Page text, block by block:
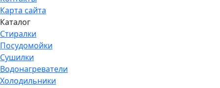
Карта сайта
Каталог
Стиралки
Посудомойки
Сушилки
Водонагреватели
Холодильники